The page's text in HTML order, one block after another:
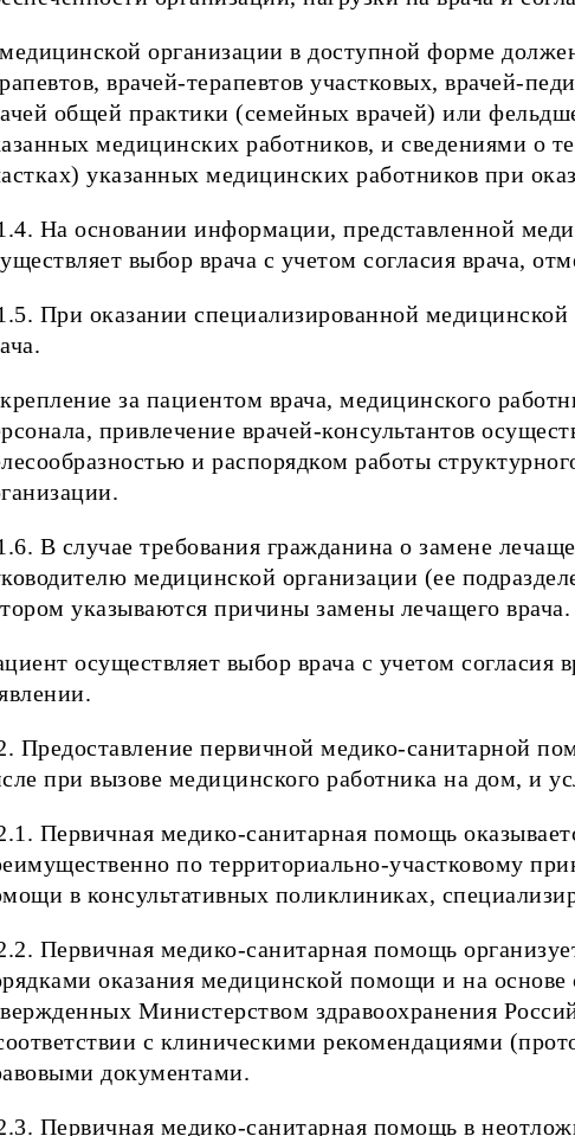
организации в доступной форме
врачей-терапевтов участковых, врачей-
общей практики (семейных врачей) или
медицинских работников, и сведениями о
указанных медицинских работников при
На основании информации, представленной
выбор врача с учетом согласия врача,
При оказании специализированной
за пациентом врача, медицинского
привлечение врачей-консультантов
и распорядком работы
В случае требования гражданина о замене
медицинской организации (ее
указываются причины замены лечащего врача.
осуществляет выбор врача с учетом согласия
Предоставление первичной медико-санитарной
при вызове медицинского работника на дом, и
Первичная медико-санитарная помощь
по территориально-участковому
в консультативных поликлиниках,
Первичная медико-санитарная помощь
оказания медицинской помощи и на
Министерством здравоохранения
с клиническими рекомендациями
документами.
Первичная медико-санитарная помощь в